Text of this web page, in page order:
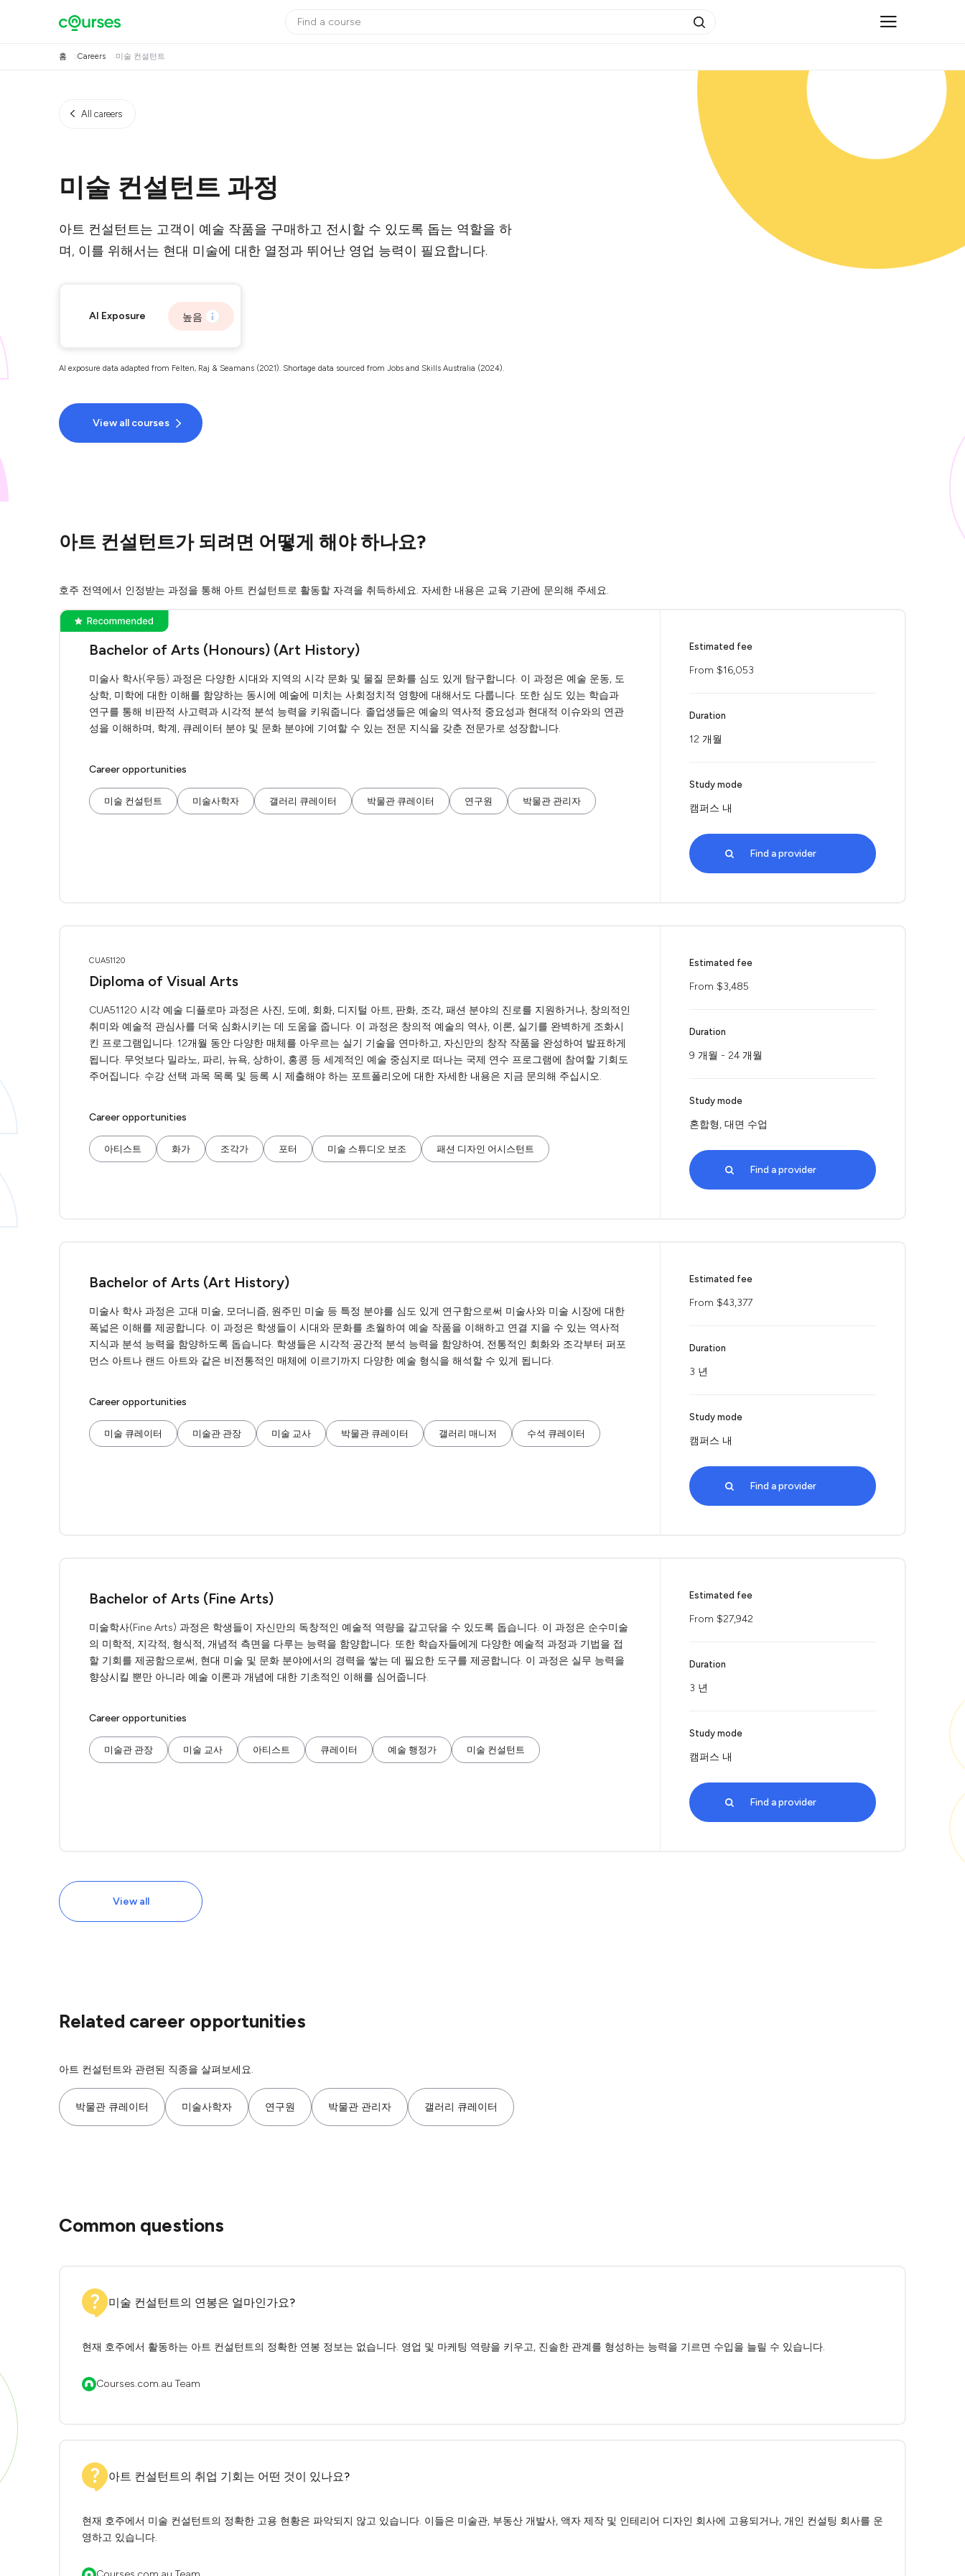
홈 Careers 미술 컨설턴트
All careers
미술 컨설턴트 과정
아트 컨설턴트는 고객이 예술 작품을 구매하고 전시할 수 있도록 돕는 역할을 하
며, 이를 위해서는 현대 미술에 대한 열정과 뛰어난 영업 능력이 필요합니다.
AI Exposure 높음
AI exposure data adapted from Felten, Raj & Seamans (2021). Shortage data sourced from Jobs and Skills Australia (2024).
View all courses
아트 컨설턴트가 되려면 어떻게 해야 하나요?
호주 전역에서 인정받는 과정을 통해 아트 컨설턴트로 활동할 자격을 취득하세요. 자세한 내용은 교육 기관에 문의해 주세요.
Bachelor of Arts (Honours) (Art History)
미술사 학사(우등) 과정은 다양한 시대와 지역의 시각 문화 및 물질 문화를 심도 있게 탐구합니다. 이 과정은 예술 운동, 도
상학, 미학에 대한 이해를 함양하는 동시에 예술에 미치는 사회정치적 영향에 대해서도 다룹니다. 또한 심도 있는 학습과
연구를 통해 비판적 사고력과 시각적 분석 능력을 키워줍니다. 졸업생들은 예술의 역사적 중요성과 현대적 이슈와의 연관
성을 이해하며, 학계, 큐레이터 분야 및 문화 분야에 기여할 수 있는 전문 지식을 갖춘 전문가로 성장합니다.
Career opportunities
미술 컨설턴트 미술사학자 갤러리 큐레이터 박물관 큐레이터 연구원 박물관 관리자
Estimated fee
From $16,053
Duration
12 개월
Study mode
캠퍼스 내
Find a provider
CUA51120
Diploma of Visual Arts
CUA51120 시각 예술 디플로마 과정은 사진, 도예, 회화, 디지털 아트, 판화, 조각, 패션 분야의 진로를 지원하거나, 창의적인
취미와 예술적 관심사를 더욱 심화시키는 데 도움을 줍니다. 이 과정은 창의적 예술의 역사, 이론, 실기를 완벽하게 조화시
킨 프로그램입니다. 12개월 동안 다양한 매체를 아우르는 실기 기술을 연마하고, 자신만의 창작 작품을 완성하여 발표하게
됩니다. 무엇보다 밀라노, 파리, 뉴욕, 상하이, 홍콩 등 세계적인 예술 중심지로 떠나는 국제 연수 프로그램에 참여할 기회도
주어집니다. 수강 선택 과목 목록 및 등록 시 제출해야 하는 포트폴리오에 대한 자세한 내용은 지금 문의해 주십시오.
Career opportunities
아티스트 화가 조각가 포터 미술 스튜디오 보조 패션 디자인 어시스턴트
Estimated fee
From $3,485
Duration
9 개월 - 24 개월
Study mode
혼합형, 대면 수업
Find a provider
Bachelor of Arts (Art History)
미술사 학사 과정은 고대 미술, 모더니즘, 원주민 미술 등 특정 분야를 심도 있게 연구함으로써 미술사와 미술 시장에 대한
폭넓은 이해를 제공합니다. 이 과정은 학생들이 시대와 문화를 초월하여 예술 작품을 이해하고 연결 지을 수 있는 역사적
지식과 분석 능력을 함양하도록 돕습니다. 학생들은 시각적·공간적 분석 능력을 함양하여, 전통적인 회화와 조각부터 퍼포
먼스 아트나 랜드 아트와 같은 비전통적인 매체에 이르기까지 다양한 예술 형식을 해석할 수 있게 됩니다.
Career opportunities
미술 큐레이터 미술관 관장 미술 교사 박물관 큐레이터 갤러리 매니저 수석 큐레이터
Estimated fee
From $43,377
Duration
3 년
Study mode
캠퍼스 내
Find a provider
Bachelor of Arts (Fine Arts)
미술학사(Fine Arts) 과정은 학생들이 자신만의 독창적인 예술적 역량을 갈고닦을 수 있도록 돕습니다. 이 과정은 순수미술
의 미학적, 지각적, 형식적, 개념적 측면을 다루는 능력을 함양합니다. 또한 학습자들에게 다양한 예술적 과정과 기법을 접
할 기회를 제공함으로써, 현대 미술 및 문화 분야에서의 경력을 쌓는 데 필요한 도구를 제공합니다. 이 과정은 실무 능력을
향상시킬 뿐만 아니라 예술 이론과 개념에 대한 기초적인 이해를 심어줍니다.
Career opportunities
미술관 관장 미술 교사 아티스트 큐레이터 예술 행정가 미술 컨설턴트
Estimated fee
From $27,942
Duration
3 년
Study mode
캠퍼스 내
Find a provider
View all
Related career opportunities
아트 컨설턴트와 관련된 직종을 살펴보세요.
박물관 큐레이터 미술사학자 연구원 박물관 관리자 갤러리 큐레이터
Common questions
미술 컨설턴트의 연봉은 얼마인가요?
현재 호주에서 활동하는 아트 컨설턴트의 정확한 연봉 정보는 없습니다. 영업 및 마케팅 역량을 키우고, 진솔한 관계를 형성하는 능력을 기르면 수입을 늘릴 수 있습니다.
Courses.com.au Team
아트 컨설턴트의 취업 기회는 어떤 것이 있나요?
현재 호주에서 미술 컨설턴트의 정확한 고용 현황은 파악되지 않고 있습니다. 이들은 미술관, 부동산 개발사, 액자 제작 및 인테리어 디자인 회사에 고용되거나, 개인 컨설팅 회사를 운
영하고 있습니다.